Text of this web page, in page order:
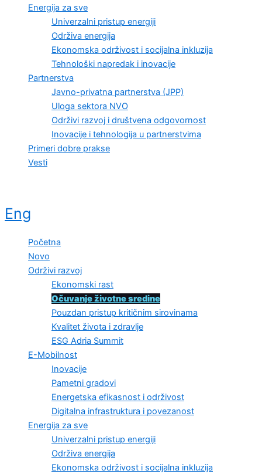
Energija za sve
Univerzalni pristup energiji
Održiva energija
Ekonomska održivost i socijalna inkluzija
Tehnološki napredak i inovacije
Partnerstva
Javno-privatna partnerstva (JPP)
Uloga sektora NVO
Održivi razvoj i društvena odgovornost
Inovacije i tehnologija u partnerstvima
Primeri dobre prakse
Vesti
Eng
Početna
Novo
Održivi razvoj
Ekonomski rast
Očuvanje životne sredine
Pouzdan pristup kritičnim sirovinama
Kvalitet života i zdravlje
ESG Adria Summit
E-Mobilnost
Inovacije
Pametni gradovi
Energetska efikasnost i održivost
Digitalna infrastruktura i povezanost
Energija za sve
Univerzalni pristup energiji
Održiva energija
Ekonomska održivost i socijalna inkluzija